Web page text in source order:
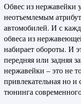
Обвес из нержавейки
неотъемлемым
автомобилей. И с
обвеса из
набирает обороты. И
передняя или задняя
нержавейки – это не
привлекательная но и
тюнинга